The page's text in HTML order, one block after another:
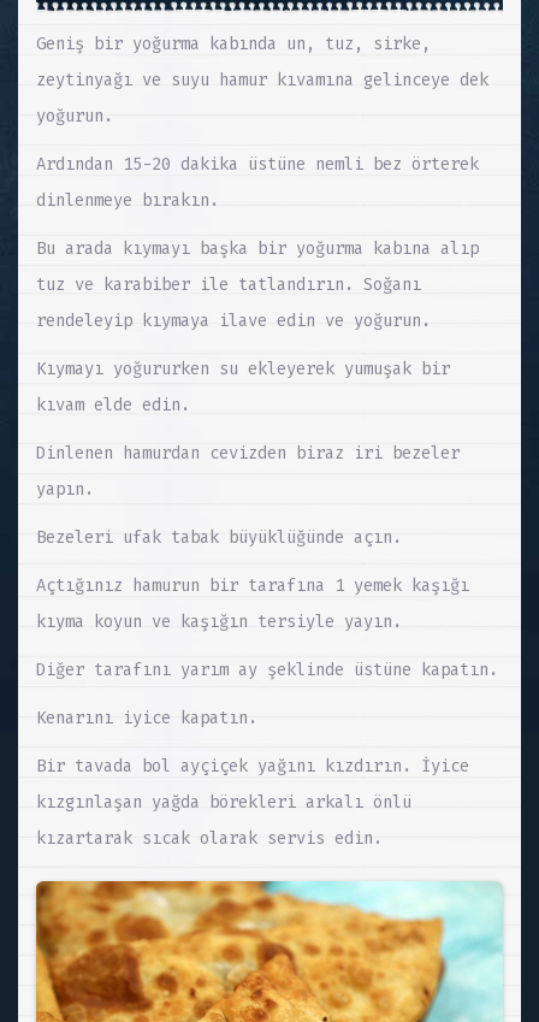
Geniş bir yoğurma kabında un, tuz, sirke,
zeytinyağı ve suyu hamur kıvamına gelinceye dek
yoğurun.
Ardından 15-20 dakika üstüne nemli bez örterek
dinlenmeye bırakın.
Bu arada kıymayı başka bir yoğurma kabına alıp
tuz ve karabiber ile tatlandırın. Soğanı
rendeleyip kıymaya ilave edin ve yoğurun.
Kıymayı yoğururken su ekleyerek yumuşak bir
kıvam elde edin.
Dinlenen hamurdan cevizden biraz iri bezeler
yapın.
Bezeleri ufak tabak büyüklüğünde açın.
Açtığınız hamurun bir tarafına 1 yemek kaşığı
kıyma koyun ve kaşığın tersiyle yayın.
Diğer tarafını yarım ay şeklinde üstüne kapatın.
Kenarını iyice kapatın.
Bir tavada bol ayçiçek yağını kızdırın. İyice
kızgınlaşan yağda börekleri arkalı önlü
kızartarak sıcak olarak servis edin.